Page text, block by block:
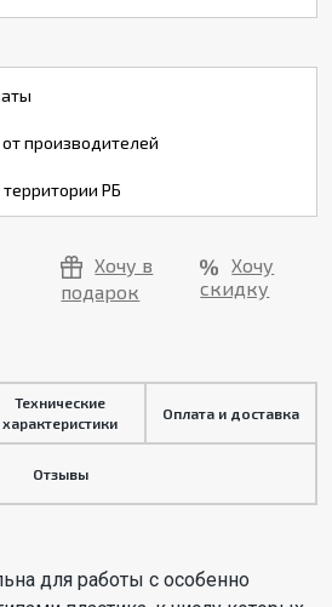
производителей
РБ
Хочу в
подарок
Хочу
скидку
Технические
характеристики
Оплата и доставка
Отзывы
для работы с особенно